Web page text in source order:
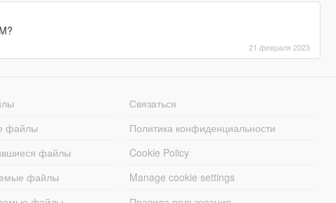
21 февраля 2023
файлы
файлы
файлы
Связаться
Политика конфиденциальности
Cookie Policy
Manage cookie settings